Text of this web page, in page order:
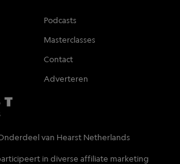
Podcasts
Masterclasses
Contact
Adverteren
van Hearst Netherlands
in diverse affiliate marketing